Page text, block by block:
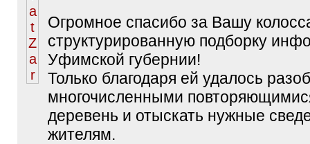
Огромное спасибо за Вашу
структурированную подборку
Уфимской губернии!
Только благодаря ей удалось
многочисленными
деревень и отыскать нужные
жителям.